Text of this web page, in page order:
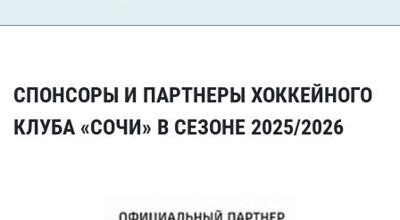
СПОНСОРЫ И ПАРТНЕРЫ ХОККЕЙНОГО
КЛУБА «СОЧИ» В СЕЗОНЕ 2025/2026